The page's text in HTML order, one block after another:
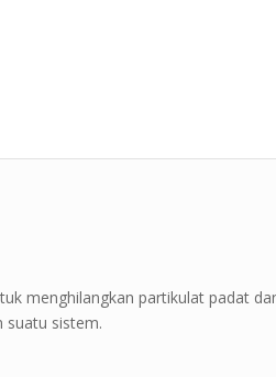
menghilangkan partikulat padat
suatu sistem.